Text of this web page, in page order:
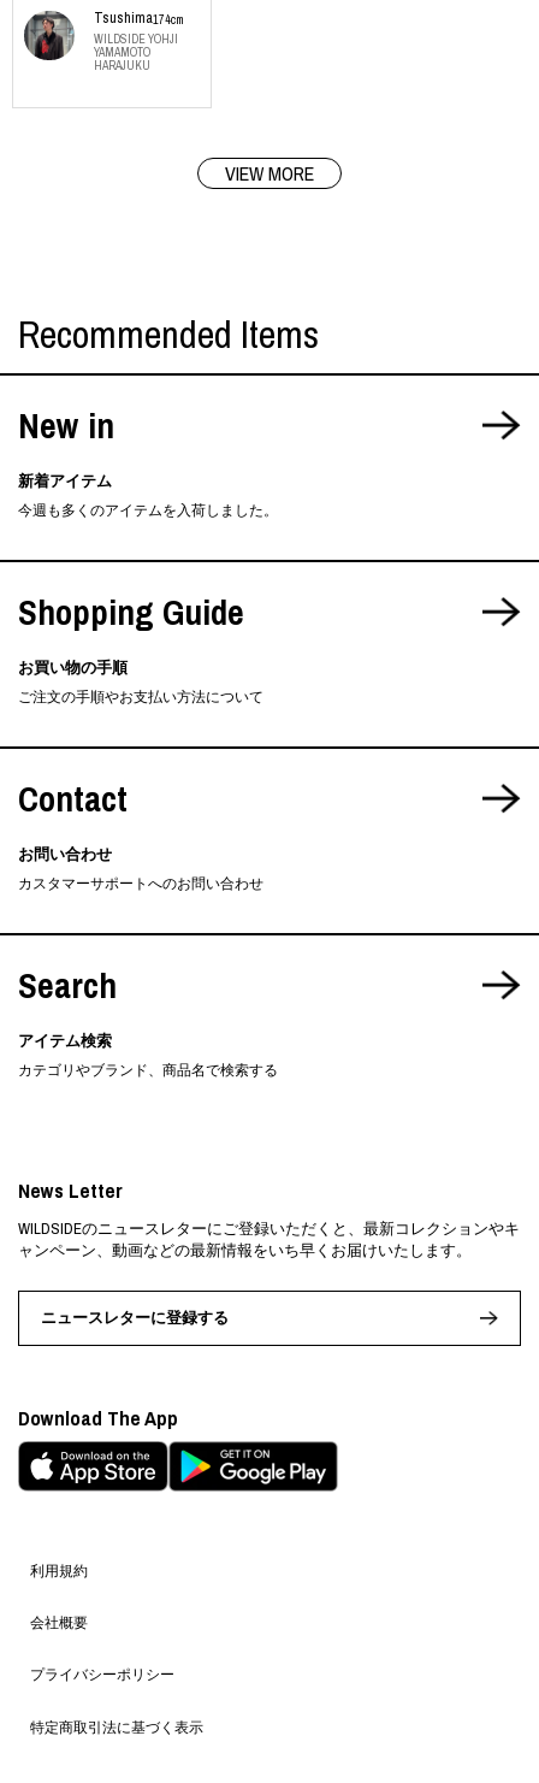
Tsushima174cm
WILDSIDE YOHJI
YAMAMOTO
HARAJUKU
VIEW MORE
Recommended Items
New in
新着アイテム
今週も多くのアイテムを入荷しました。
Shopping Guide
お買い物の手順
ご注文の手順やお支払い方法について
Contact
お問い合わせ
カスタマーサポートへのお問い合わせ
Search
アイテム検索
カテゴリやブランド、商品名で検索する
利用規約
会社概要
プライバシーポリシー
特定商取引法に基づく表示
News Letter
WILDSIDEのニュースレターにご登録いただくと、最新コレクションやキ
ャンペーン、動画などの最新情報をいち早くお届けいたします。
ニュースレターに登録する
Download The App